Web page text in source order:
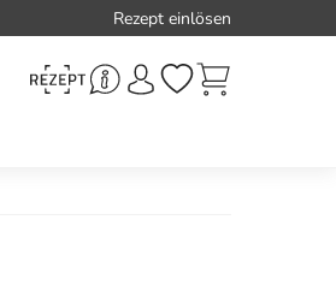
Rezept einlösen